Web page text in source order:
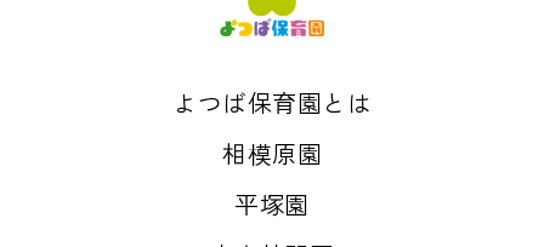
よつば保育園とは
相模原園
平塚園